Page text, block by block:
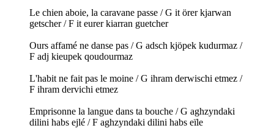
Le chien aboie, la caravane passe / G it örer kjarwan
getscher / F it eurer kiarran guetcher
Ours affamé ne danse pas / G adsch kjöpek kudurmaz /
F adj kieupek qoudourmaz
L'habit ne fait pas le moine / G ihram derwischi etmez /
F ihram dervichi etmez
Emprisonne la langue dans ta bouche / G aghzyndaki
dilini habs ejlé / F aghzyndaki dilini habs eïle